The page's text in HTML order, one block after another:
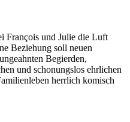
François und Julie die Luft
Beziehung soll neuen
Begierden,
und schonungslos ehrlichen
herrlich komisch